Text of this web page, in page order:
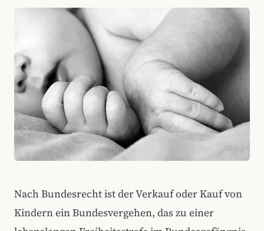
Nach Bundesrecht ist der Verkauf oder Kauf von
Kindern ein Bundesvergehen, das zu einer